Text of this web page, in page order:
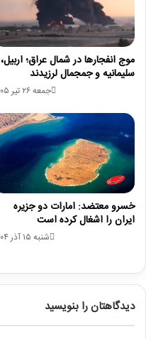
موج انفجارها در شمال عراق؛ اربیل،
سلیمانیه و جمجمال لرزیدند
جمعه ۲۶ تیر ۱۴۰۵
خسرو معتضد: امارات دو جزیره
ایران را اشغال کرده است
شنبه ۱۵ آذر ۱۴۰۴
دیدگاهتان را بنویسید